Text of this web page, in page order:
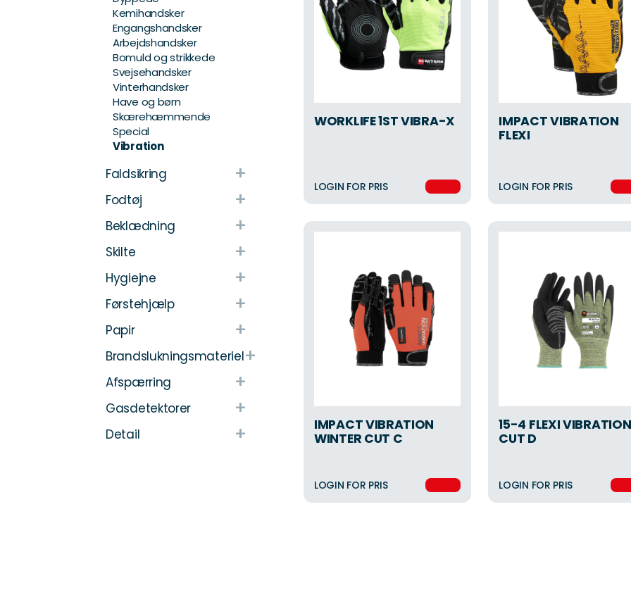
Kemihandsker
Engangshandsker
Arbejdshandsker
Bomuld og strikkede
Svejsehandsker
Vinterhandsker
Have og børn
Skærehæmmende
Special
Vibration
Faldsikring +
Fodtøj +
Beklædning +
Skilte +
Hygiejne +
Førstehjælp +
Papir +
Brandslukningsmateriel+
Afspærring +
Gasdetektorer +
Detail +
WORKLIFE 1ST VIBRA-X
LOGIN FOR PRIS
IMPACT VIBRATION
FLEXI
LOGIN FOR PRIS
IMPACT VIBRATION
WINTER CUT C
LOGIN FOR PRIS
15-4 FLEXI VIBRATION
CUT D
LOGIN FOR PRIS